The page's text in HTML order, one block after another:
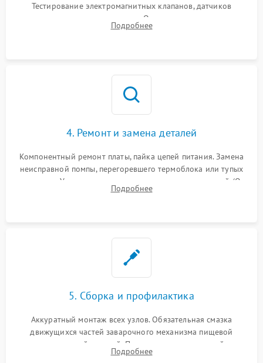
Тестирование электромагнитных клапанов, датчиков
температуры и расходомера. Оценка степени износа
жерновов кофемолки, уплотнительных колец гидросистемы
Подробнее
4. Ремонт и замена деталей
Компонентный ремонт платы, пайка цепей питания. Замена
неисправной помпы, перегоревшего термоблока или тупых
жерновов. Установка новых силиконовых уплотнителей (O-
ring) и тефлоновых трубок для надежного устранения
Подробнее
5. Сборка и профилактика
Аккуратный монтаж всех узлов. Обязательная смазка
движущихся частей заварочного механизма пищевой
силиконовой смазкой. Проведение программной
декальцинации и очистки системы от кофейных масел.
Подробнее